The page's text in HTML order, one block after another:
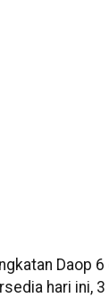
Daop
hari ini,